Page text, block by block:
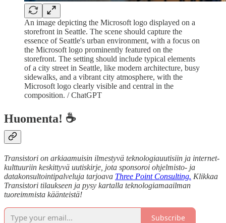
An image depicting the Microsoft logo displayed on a
storefront in Seattle. The scene should capture the
essence of Seattle's urban environment, with a focus on
the Microsoft logo prominently featured on the
storefront. The setting should include typical elements
of a city street in Seattle, like modern architecture, busy
sidewalks, and a vibrant city atmosphere, with the
Microsoft logo clearly visible and central in the
composition. / ChatGPT
Huomenta! ☕
Transistori on arkiaamuisin ilmestyvä teknologiauutisiin ja internet-
kulttuuriin keskittyvä uutiskirje, jota sponsoroi ohjelmisto- ja
datakonsultointipalveluja tarjoava Three Point Consulting. Klikkaa
Transistori tilaukseen ja pysy kartalla teknologiamaailman
tuoreimmista käänteistä!
Subscribe